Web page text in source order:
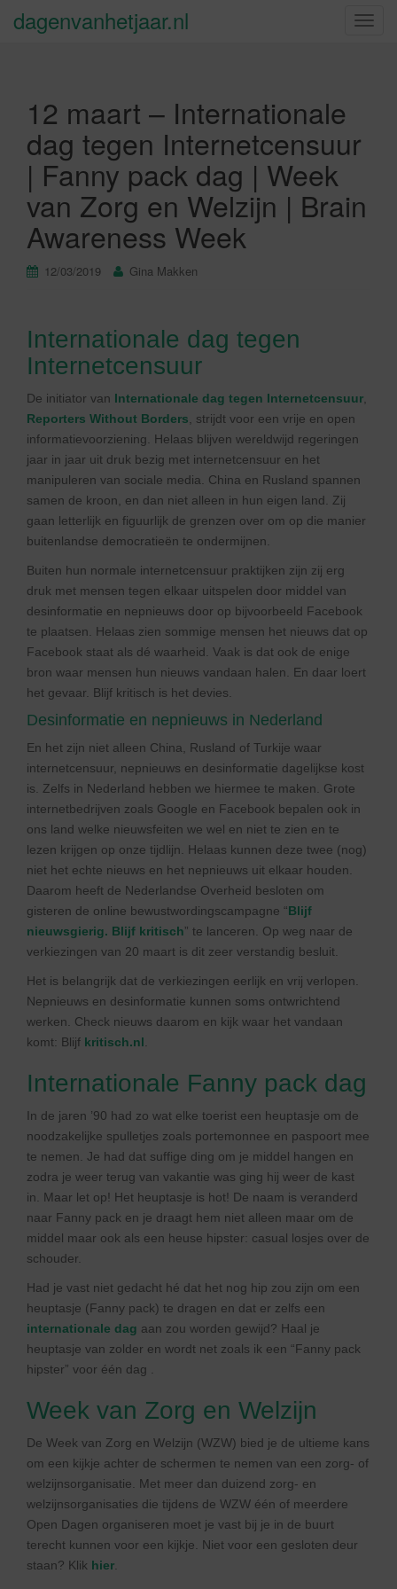
S
v
dagenvanhetjaar.nl
12 maart – Internationale
dag tegen Internetcensuur
| Fanny pack dag | Week
van Zorg en Welzijn | Brain
Awareness Week
12/03/2019 Gina Makken
Internationale dag tegen
Internetcensuur
De initiator van Internationale dag tegen Internetcensuur
Reporters Without Borders , strijdt voor een vrije en open
informatievoorziening. Helaas blijven wereldwijd regeringen
jaar in jaar uit druk bezig met internetcensuur en het
manipuleren van sociale media. China en Rusland spannen
samen de kroon, en dan niet alleen in hun eigen land. Zij
gaan letterlijk en figuurlijk de grenzen over om op die manier
buitenlandse democratieën te ondermijnen.
Buiten hun normale internetcensuur praktijken zijn zij erg
druk met mensen tegen elkaar uitspelen door middel van
desinformatie en nepnieuws door op bijvoorbeeld Facebook
te plaatsen. Helaas zien sommige mensen het nieuws dat op
Facebook staat als dé waarheid. Vaak is dat ook de enige
bron waar mensen hun nieuws vandaan halen. En daar loert
het gevaar. Blijf kritisch is het devies.
Desinformatie en nepnieuws in Nederland
En het zijn niet alleen China, Rusland of Turkije waar
internetcensuur, nepnieuws en desinformatie dagelijkse kost
is. Zelfs in Nederland hebben we hiermee te maken. Grote
internetbedrijven zoals Google en Facebook bepalen ook in
ons land welke nieuwsfeiten we wel en niet te zien en te
lezen krijgen op onze tijdlijn. Helaas kunnen deze twee (nog)
niet het echte nieuws en het nepnieuws uit elkaar houden.
Daarom heeft de Nederlandse Overheid besloten om
gisteren de online bewustwordingscampagne “Blijf
nieuwsgierig. Blijf kritisch” te lanceren. Op weg naar de
verkiezingen van 20 maart is dit zeer verstandig besluit.
Het is belangrijk dat de verkiezingen eerlijk en vrij verlopen.
Nepnieuws en desinformatie kunnen soms ontwrichtend
werken. Check nieuws daarom en kijk waar het vandaan
komt: Blijf kritisch.nl
Internationale Fanny pack dag
In de jaren ’90 had zo wat elke toerist een heuptasje om de
noodzakelijke spulletjes zoals portemonnee en paspoort mee
te nemen. Je had dat suffige ding om je middel hangen en
zodra je weer terug van vakantie was ging hij weer de kast
in. Maar let op! Het heuptasje is hot! De naam is veranderd
naar Fanny pack en je draagt hem niet alleen maar om de
middel maar ook als een heuse hipster: casual losjes over de
schouder.
Had je vast niet gedacht hé dat het nog hip zou zijn om een
heuptasje (Fanny pack) te dragen en dat er zelfs een
internationale dag aan zou worden gewijd? Haal je
heuptasje van zolder en wordt net zoals ik een “Fanny pack
hipster” voor één dag .
Week van Zorg en Welzijn
De Week van Zorg en Welzijn (WZW) bied je de ultieme kans
om een kijkje achter de schermen te nemen van een zorg- of
welzijnsorganisatie. Met meer dan duizend zorg- en
welzijnsorganisaties die tijdens de WZW één of meerdere
Open Dagen organiseren moet je vast bij je in de buurt
terecht kunnen voor een kijkje. Niet voor een gesloten deur
staan? Klik hier